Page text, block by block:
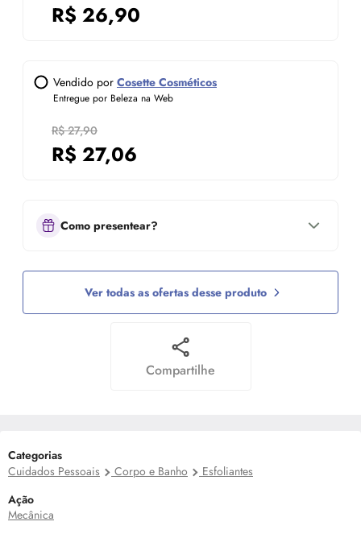
R$ 26,90
Vendido por Cosette Cosméticos
Entregue por Beleza na Web
R$ 27,90
R$ 27,06
Como presentear?
Ver todas as ofertas desse produto
Compartilhe
Categorias
Cuidados Pessoais
Corpo e Banho
Esfoliantes
Ação
Mecânica